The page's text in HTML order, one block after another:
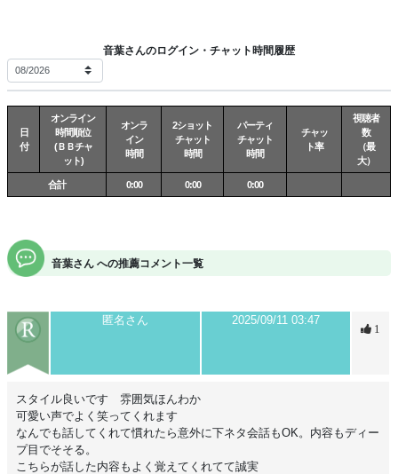
音葉さんのログイン・チャット時間履歴
日
付
オンライン
時間順位
(ＢＢチャ
ット)
オンラ
イン
時間
2ショット
チャット
時間
パーティ
チャット
時間
チャッ
ト率
視聴者
数
（最
大）
合計 0:00 0:00 0:00
音葉さん への推薦コメント一覧
匿名さん 2025/09/11 03:47
1
スタイル良いです 雰囲気ほんわか
可愛い声でよく笑ってくれます
なんでも話してくれて慣れたら意外に下ネタ会話もOK。内容もディー
プ目でそそる。
こちらが話した内容もよく覚えてくれてて誠実